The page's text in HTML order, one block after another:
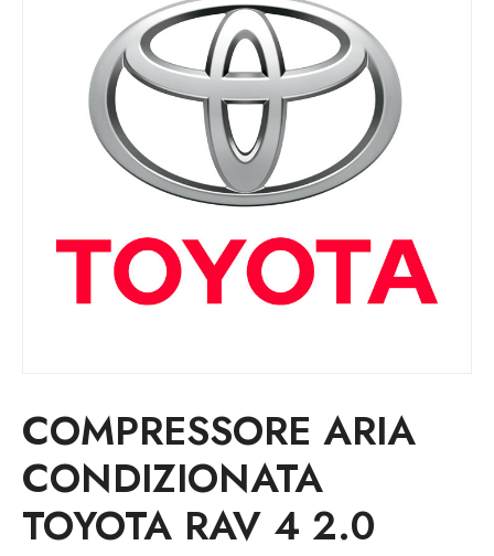
COMPRESSORE ARIA
CONDIZIONATA
TOYOTA RAV 4 2.0